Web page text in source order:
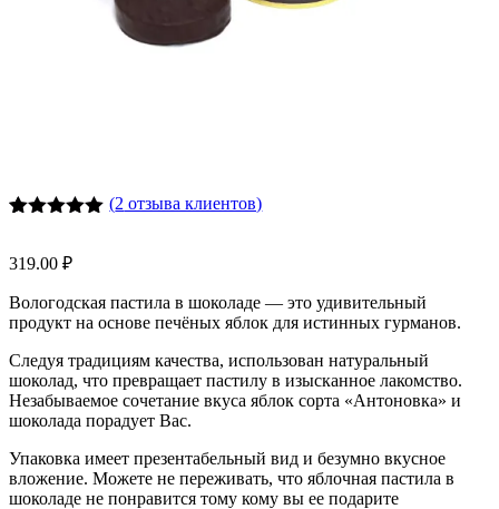
на основе
пользователей
(2 отзыва клиентов)
319.00 ₽
Вологодская пастила в шоколаде — это удивительный
продукт на основе печёных яблок для истинных гурманов.
Следуя традициям качества, использован натуральный
шоколад, что превращает пастилу в изысканное лакомство.
Незабываемое сочетание вкуса яблок сорта «Антоновка» и
шоколада порадует Вас.
Упаковка имеет презентабельный вид и безумно вкусное
вложение. Можете не переживать, что яблочная пастила в
шоколаде не понравится тому кому вы ее подарите